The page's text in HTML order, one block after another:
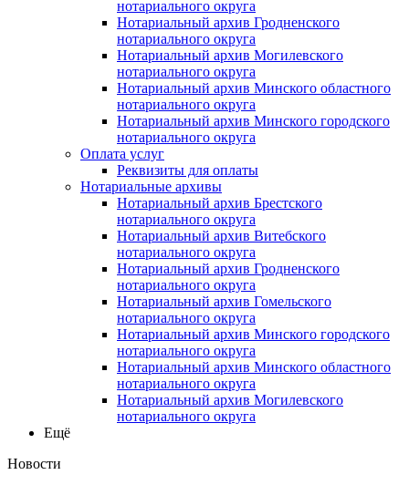
нотариального округа
Нотариальный архив Гродненского
нотариального округа
Нотариальный архив Могилевского
нотариального округа
Нотариальный архив Минского областного
нотариального округа
Нотариальный архив Минского городского
нотариального округа
Оплата услуг
Реквизиты для оплаты
Нотариальные архивы
Нотариальный архив Брестского
нотариального округа
Нотариальный архив Витебского
нотариального округа
Нотариальный архив Гродненского
нотариального округа
Нотариальный архив Гомельского
нотариального округа
Нотариальный архив Минского городского
нотариального округа
Нотариальный архив Минского областного
нотариального округа
Нотариальный архив Могилевского
нотариального округа
Ещё
Новости